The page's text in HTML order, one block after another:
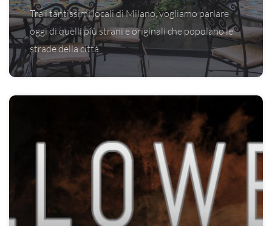
Tra i tantissimi locali di Milano, vogliamo parlare
oggi di quelli più strani e originali che popolano le
strade della città.